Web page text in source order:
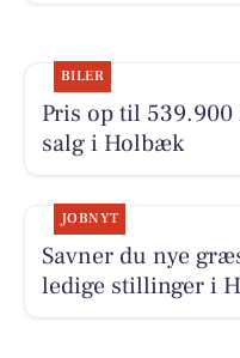
BILER
Pris op til
salg i Holbæk
JOBNYT
Savner du nye
ledige stillinger i